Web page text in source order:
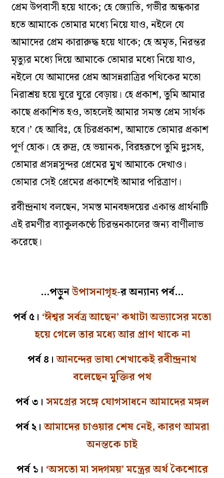
প্রেম উপবাসী হয়ে থাকে; হে জ্যোতি, গভীর অন্ধকার
হতে আমাকে তোমার মধ্যে নিয়ে যাও, নইলে যে
আমাদের প্রেম কারারুদ্ধ হয়ে থাকে; হে অমৃত, নিরন্তর
মৃত্যুর মধ্যে দিয়ে আমাকে তোমার মধ্যে নিয়ে যাও,
নইলে যে আমাদের প্রেম আসন্নরাত্রির পথিকের মতো
নিরাশ্রয় হয়ে ঘুরে ঘুরে বেড়ায়। হে প্রকাশ, তুমি আমার
কাছে প্রকাশিত হও, তাহলেই আমার সমস্ত প্রেম সার্থক
হবে।’ হে আবিঃ, হে চিরপ্রকাশ, আমাতে তোমার প্রকাশ
পূর্ণ হোক। হে রুদ্র, হে ভয়ানক, বিরহরূপে তুমি দুঃসহ,
তোমার প্রসন্নসুন্দর প্রেমের মুখ আমাকে দেখাও।
তোমার সেই প্রেমের প্রকাশেই আমার পরিত্রাণ।
রবীন্দ্রনাথ বলছেন, সমস্ত মানবহৃদয়ের একান্ত প্রার্থনাটি
এই রমণীর ব্যাকুলকণ্ঠে চিরন্তনকালের জন্য বাণীলাভ
করেছে।
…পড়ুনউপাসনাগৃহ-র অন্যান্য পর্ব…
পর্ব ৫। ‘ঈশ্বর সর্বত্র আছেন’ কথাটা অভ্যাসের মতো
হয়ে গেলে তার মধ্যে আর প্রাণ থাকে না
পর্ব ৪।আনন্দের ভাষা শেখাকেই রবীন্দ্রনাথ
বলেছেন মুক্তির পথ
পর্ব ৩। সমগ্রের সঙ্গে যোগসাধনে আমাদের মঙ্গল
পর্ব ২।আমাদের চাওয়ার শেষ নেই, কারণ আমরা
অনন্তকে চাই
পর্ব ১। ‘অসতো মা সদ্গময়’ মন্ত্রের অর্থ কৈশোরে